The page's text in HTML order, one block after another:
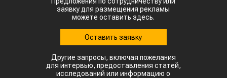
заявку для размещения рекламы
можете оставить здесь.
Оставить заявку
Другие запросы, включая пожелания
для интервью, предоставления статей,
исследований или информацию о